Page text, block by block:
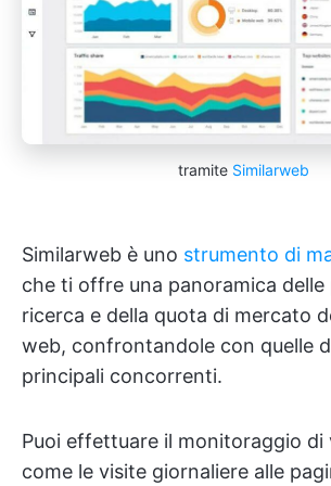
tramite Similarweb
Similarweb è uno strumento di
che ti offre una panoramica
ricerca e della quota di mercato
web, confrontandole con quelle
principali concorrenti.
Puoi effettuare il monitoraggio di
come le visite giornaliere alle